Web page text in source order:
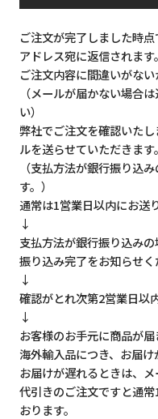
ご注文が完了しました時
アドレス宛に返信されます。
ご注文内容に間違いがない
（メールが届かない場合
い）
弊社でご注文を確認いた
ルを送らせていただきます。
（支払方法が銀行振り込
す。）
通常は1営業日以内にお送
↓
支払方法が銀行振り込み
振り込み完了をお知らせ
↓
確認がとれ次第2営業日以
↓
お客様のお手元に商品が届
海外輸入品につき、お届け
お届けが遅れるときは、メ
代引きのご注文ですと通
おります。